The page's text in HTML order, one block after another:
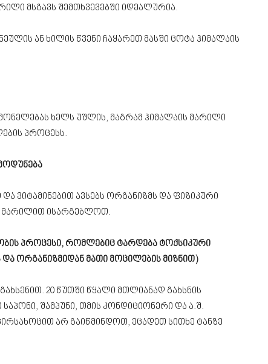
მსგავს შემთხვევებში იდეალურია.
ან ხილის წვენი ჩაყარეთ მასში ცოტა ჰიმალაის
ხელს უშლის, მაგრამ ჰიმალაის მარილი
პროცესს.
ვიტამინებით ავსებს ორგანიზმს და ფიზიკური
მარილით ისარგებლოთ.
პროცესი, რომლებიც ტარდება ტოქსიკური
და ორგანიზმიდან მათი მოცილების მიზნით)
20 წუთში წყალი მთლიანად გახსნის
შამპუნი, თმის კონდიციონერი და ა.შ.
არ გაიწმინდოთ, ეცადეთ სითხე ტანზე